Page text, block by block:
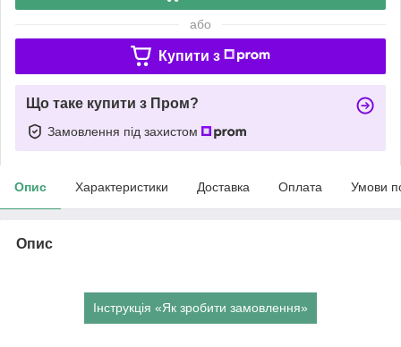
або
Купити з
Що таке купити з Пром?
Замовлення під захистом
Опис Характеристики Доставка Оплата Умови
Опис
Інструкція «Як зробити замовлення»